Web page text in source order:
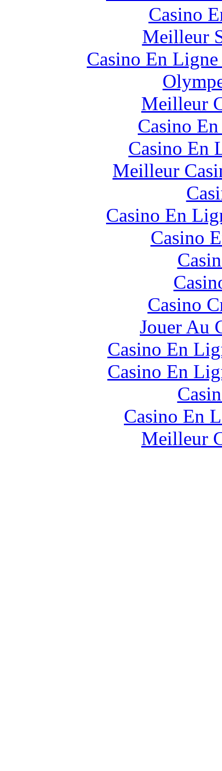
Casino
Meilleur
Casino En
Meilleur
Casino
Casino En
Meilleur
Casino En
Casino
Casino
Jouer Au
Casino En
Casino En
Casino En
Meilleur